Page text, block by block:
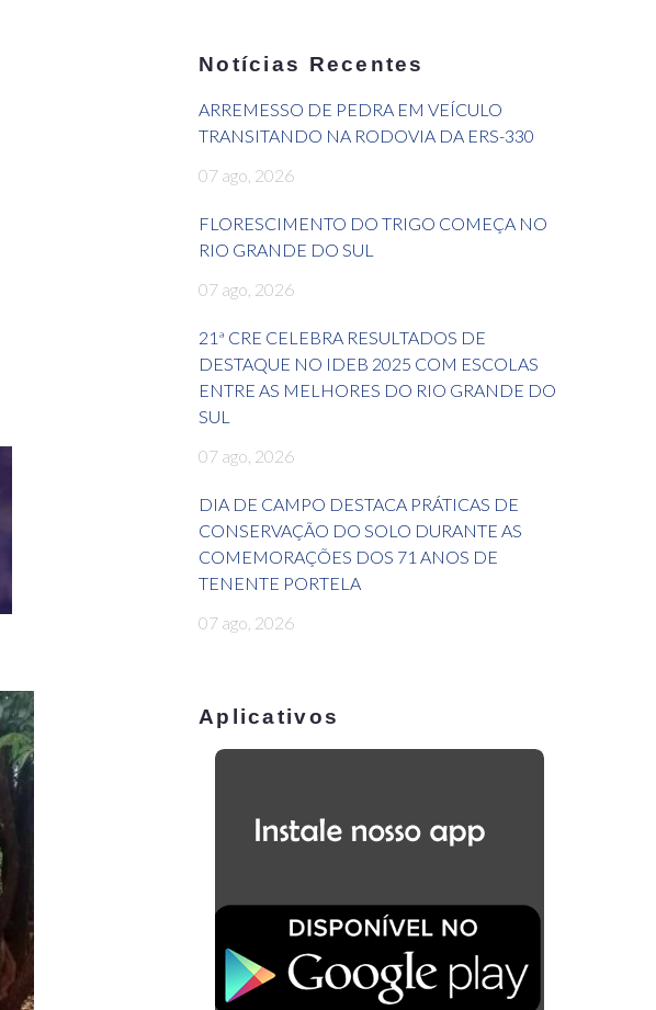
Notícias Recentes
ARREMESSO DE PEDRA EM VEÍCULO
TRANSITANDO NA RODOVIA DA ERS-330
07 ago, 2026
FLORESCIMENTO DO TRIGO COMEÇA NO
RIO GRANDE DO SUL
07 ago, 2026
21ª CRE CELEBRA RESULTADOS DE
DESTAQUE NO IDEB 2025 COM ESCOLAS
ENTRE AS MELHORES DO RIO GRANDE DO
SUL
07 ago, 2026
DIA DE CAMPO DESTACA PRÁTICAS DE
CONSERVAÇÃO DO SOLO DURANTE AS
COMEMORAÇÕES DOS 71 ANOS DE
TENENTE PORTELA
07 ago, 2026
Aplicativos